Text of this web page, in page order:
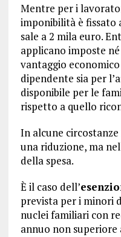
Mentre per i
imponibilità è fissato
sale a 2 mila euro.
applicano imposte
vantaggio
dipendente sia per
disponibile per le
rispetto a quello
In alcune
una riduzione, ma
della spesa.
È il caso dell’
prevista per i minori
nuclei familiari con
annuo non superiore